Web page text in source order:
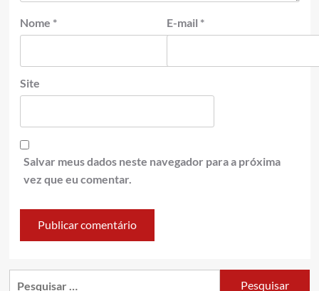
Nome * E-mail *
Site
Salvar meus dados neste navegador para a próxima
vez que eu comentar.